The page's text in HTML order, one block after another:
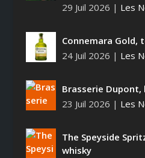
29 Juil 2026 | Les
Connemara Gold,
24 Juil 2026 | Les
Brasserie Dupont,
23 Juil 2026 | Les
The Speyside
whisky